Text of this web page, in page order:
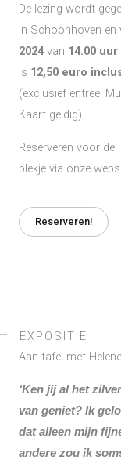
De lezing wordt
in Schoonhoven en
2024van 14.00
is 12,50 euro
(exclusief entree.
Kaart geldig).
Reserveren voor de
plekje via onze
Reserveren!
EXPOSITIE
Aan tafel met
‘Ken jij al het
van geniet? Ik
dat alleen mijn
andere zou ik